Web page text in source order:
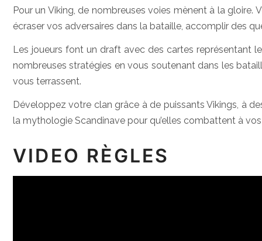
Pour un Viking, de nombreuses voies mènent à la
écraser vos adversaires dans la bataille, accomplir des
Les joueurs font un draft avec des cartes représentant
nombreuses stratégies en vous soutenant dans les
vous terrassent.
Développez votre clan grâce à de puissants Vikings, à
la mythologie Scandinave pour qu’elles combattent à
VIDEO RÈGLES